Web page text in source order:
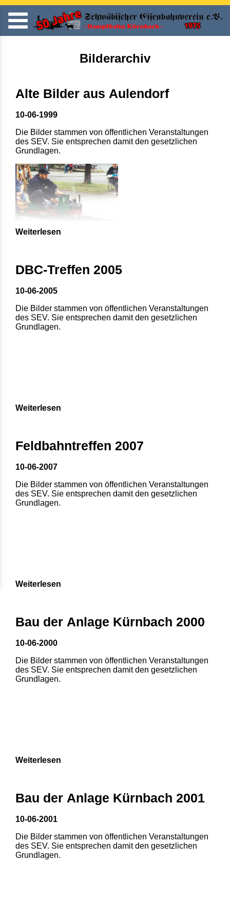
Bilderarchiv
Alte Bilder aus Aulendorf
10-06-1999
Die Bilder stammen von öffentlichen Veranstaltungen
des SEV. Sie entsprechen damit den gesetzlichen
Grundlagen.
Weiterlesen
DBC-Treffen 2005
10-06-2005
Die Bilder stammen von öffentlichen Veranstaltungen
des SEV. Sie entsprechen damit den gesetzlichen
Grundlagen.
Weiterlesen
Feldbahntreffen 2007
10-06-2007
Die Bilder stammen von öffentlichen Veranstaltungen
des SEV. Sie entsprechen damit den gesetzlichen
Grundlagen.
5
6
Weiterlesen
Bau der Anlage Kürnbach 2000
10-06-2000
Die Bilder stammen von öffentlichen Veranstaltungen
des SEV. Sie entsprechen damit den gesetzlichen
Grundlagen.
Weiterlesen
Bau der Anlage Kürnbach 2001
10-06-2001
Die Bilder stammen von öffentlichen Veranstaltungen
des SEV. Sie entsprechen damit den gesetzlichen
Grundlagen.